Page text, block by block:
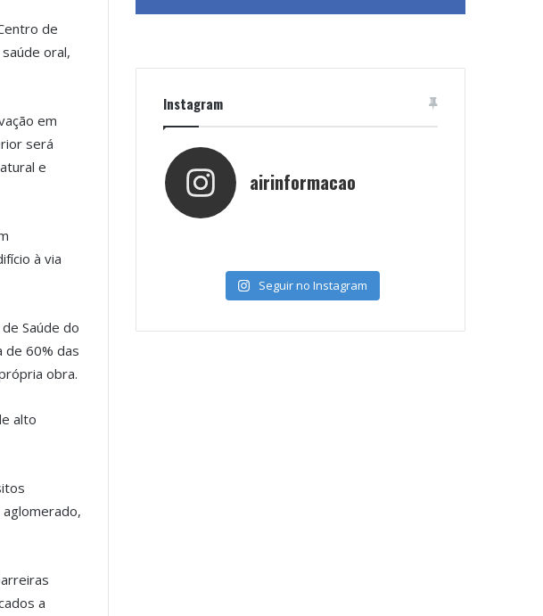
de
oral,
em
será
e
à via
Saúde do
de 60% das
obra.
alto
a
Instagram
airinformacao
Seguir no Instagram